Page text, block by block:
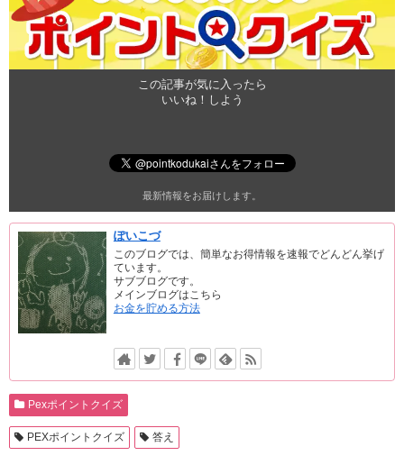
この記事が気に入ったら
いいね！しよう
最新情報をお届けします。
ぽいこづ
このブログでは、簡単なお得情報を速報でどんどん挙げ
ています。
サブブログです。
メインブログはこちら
お金を貯める方法
Pexポイントクイズ
PEXポイントクイズ 答え